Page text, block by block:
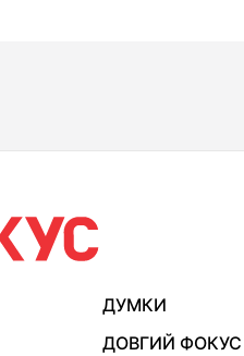
ДУМКИ
ДОВГИЙ ФОКУС